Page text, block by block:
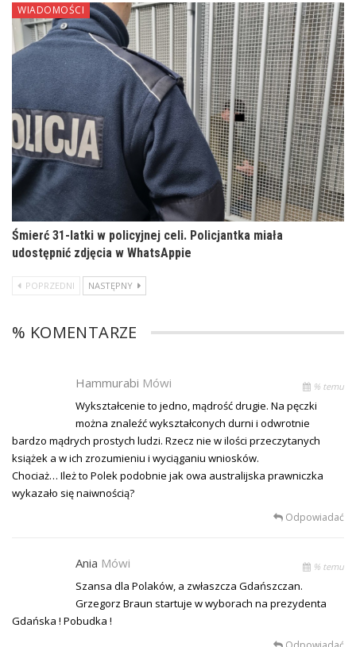
WIADOMOŚCI
Śmierć 31-latki w policyjnej celi. Policjantka miała
udostępnić zdjęcia w WhatsAppie
POPRZEDNI NASTĘPNY
% KOMENTARZE
Hammurabi Mówi % temu
Wykształcenie to jedno, mądrość drugie. Na pęczki
można znaleźć wykształconych durni i odwrotnie
bardzo mądrych prostych ludzi. Rzecz nie w ilości przeczytanych
książek a w ich zrozumieniu i wyciąganiu wniosków.
Chociaż… Ileż to Polek podobnie jak owa australijska prawniczka
wykazało się naiwnością?
Odpowiadać
Ania Mówi % temu
Szansa dla Polaków, a zwłaszcza Gdańszczan.
Grzegorz Braun startuje w wyborach na prezydenta
Gdańska ! Pobudka !